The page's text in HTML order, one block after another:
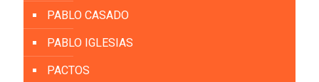
PABLO CASADO
PABLO IGLESIAS
PACTOS